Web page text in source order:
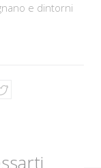
e dintorni